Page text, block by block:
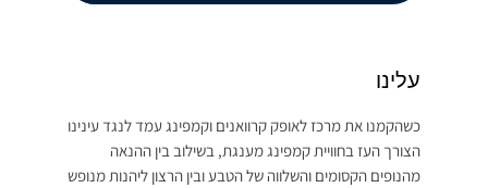
עלינו
כשהקמנו את מרכז לאופק קרוואנים וקמפינג עמד לנגד עינינו
הצורך העז בחוויית קמפינג מענגת, בשילוב בין ההנאה
מהנופים הקסומים והשלווה של הטבע ובין הרצון ליהנות מנופש